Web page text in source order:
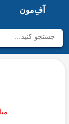
آفِ‌مون